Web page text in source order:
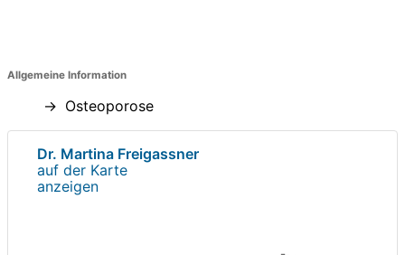
Allgemeine Information
Osteoporose
Dr. Martina Freigassner
auf der Karte
anzeigen